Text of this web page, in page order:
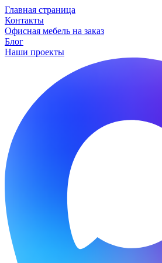
Главная страница
Контакты
Офисная мебель на заказ
Блог
Наши проекты